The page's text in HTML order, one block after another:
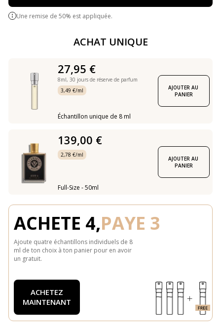
Une remise de 50% est appliquée.
ACHAT UNIQUE
27,95 €
8ml, 30 jours de réserve de parfum
3,49 €/ml
Échantillon unique de 8 ml
AJOUTER AU
PANIER
139,00 €
2,78 €/ml
Full-Size - 50ml
AJOUTER AU
PANIER
ACHETE 4,PAYE 3
Ajoute quatre échantillons individuels de 8
ml de ton choix à ton panier pour en avoir
un gratuit.
ACHETEZ
MAINTENANT